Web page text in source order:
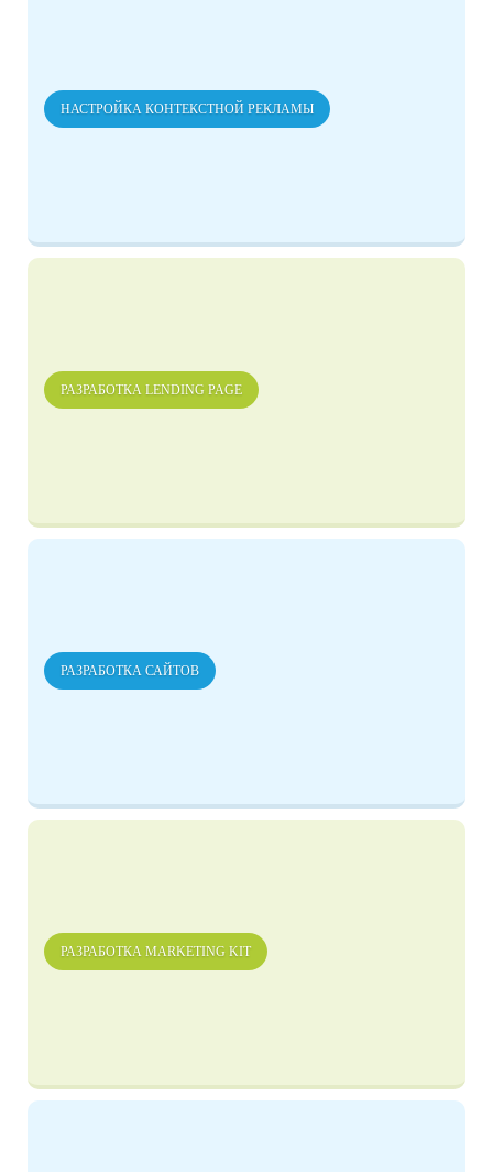
НАСТРОЙКА КОНТЕКСТНОЙ РЕКЛАМЫ
РАЗРАБОТКА LENDING PAGE
РАЗРАБОТКА САЙТОВ
РАЗРАБОТКА MARKETING KIT